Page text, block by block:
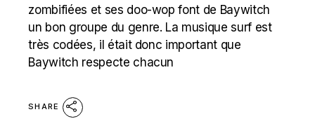
zombifiées et ses doo-wop font de Baywitch
un bon groupe du genre. La musique surf est
très codées, il était donc important que
Baywitch respecte chacun
SHARE